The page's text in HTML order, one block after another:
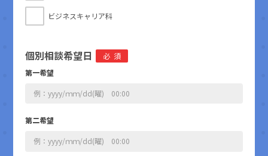
ビジネスキャリア科
個別相談希望日
必須
第一希望
第二希望